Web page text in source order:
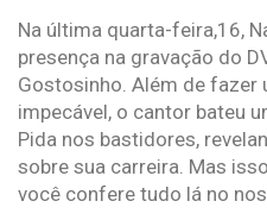
Na última quarta-feira,16,
presença na gravação do
Gostosinho. Além de fazer
impecável, o cantor bateu
Pida nos bastidores,
sobre sua carreira. Mas
você confere tudo lá no